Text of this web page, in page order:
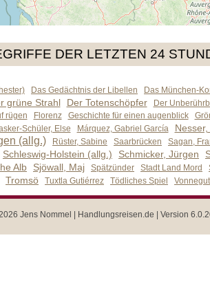
DER LETZTEN 24
Das Gedächtnis der Libellen Das München-
grüne Strahl Der Totenschöpfer
Der
rügen Florenz Geschichte für einen augenblick
Schüler, Else Márquez, Gabriel García
(allg.) Rüster, Sabine Saarbrücken
Sagan,
Schleswig-Holstein (allg.) Schmicker, Jürgen
Alb Sjöwall, Maj Spätzünder Stadt Land Mord
Tromsö Tuxtla Gutiérrez Tödliches Spiel
Jens Nommel | Handlungsreisen.de | Version